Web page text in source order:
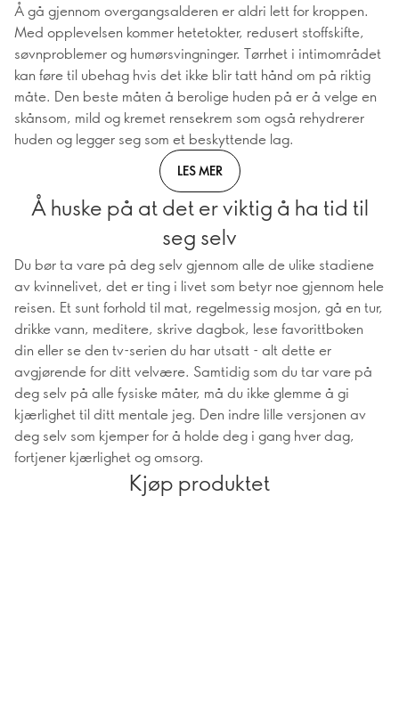
Å gå gjennom overgangsalderen er aldri lett for kroppen.
Med opplevelsen kommer hetetokter, redusert stoffskifte,
søvnproblemer og humørsvingninger. Tørrhet i intimområdet
kan føre til ubehag hvis det ikke blir tatt hånd om på riktig
måte. Den beste måten å berolige huden på er å velge en
skånsom, mild og kremet rensekrem som også rehydrerer
huden og legger seg som et beskyttende lag.
LES MER
Å huske på at det er viktig å ha tid til
seg selv
Du bør ta vare på deg selv gjennom alle de ulike stadiene
av kvinnelivet, det er ting i livet som betyr noe gjennom hele
reisen. Et sunt forhold til mat, regelmessig mosjon, gå en tur,
drikke vann, meditere, skrive dagbok, lese favorittboken
din eller se den tv-serien du har utsatt - alt dette er
avgjørende for ditt velvære. Samtidig som du tar vare på
deg selv på alle fysiske måter, må du ikke glemme å gi
kjærlighet til ditt mentale jeg. Den indre lille versjonen av
deg selv som kjemper for å holde deg i gang hver dag,
fortjener kjærlighet og omsorg.
Kjøp produktet